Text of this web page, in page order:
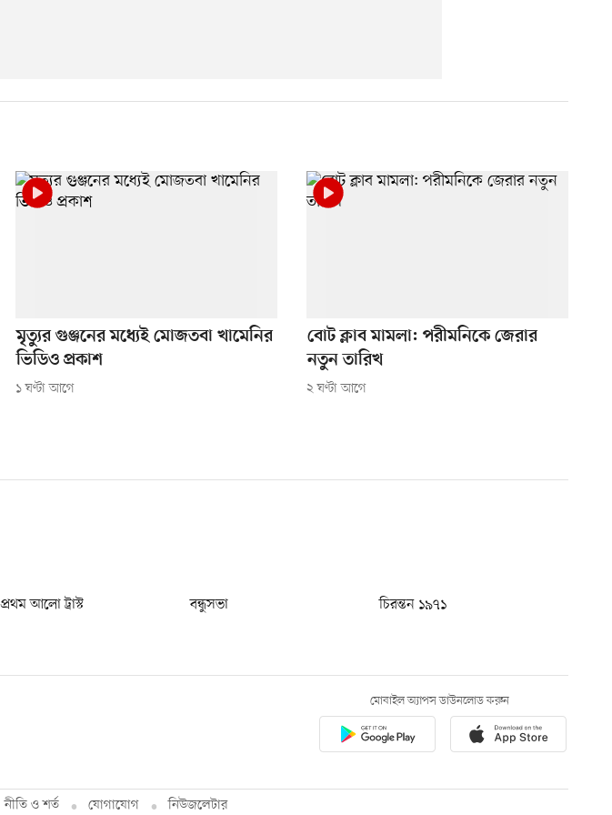
মৃত্যুর গুঞ্জনের মধ্যেই মোজতবা খামেনির
ভিডিও প্রকাশ
১ ঘণ্টা আগে
বোট ক্লাব মামলা: পরীমনিকে জেরার
নতুন তারিখ
২ ঘণ্টা আগে
প্রথম আলো ট্রাস্ট বন্ধুসভা
চিরন্তন ১৯৭১
মোবাইল অ্যাপস ডাউনলোড করুন
নীতি ও শর্ত যোগাযোগ নিউজলেটার